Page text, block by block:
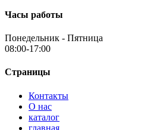
Часы работы
Понедельник - Пятница
08:00-17:00
Страницы
Контакты
О нас
каталог
главная